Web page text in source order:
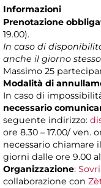
Informazioni
Prenotazione
19.00).
In caso di
anche il giorno
Massimo 25
Modalità di
In caso di
necessario
seguente indirizzo:
ore 8.30 – 17.00/ ven.
necessario chiamare il
giorni dalle ore 9.00
Organizzazione:
collaborazione con